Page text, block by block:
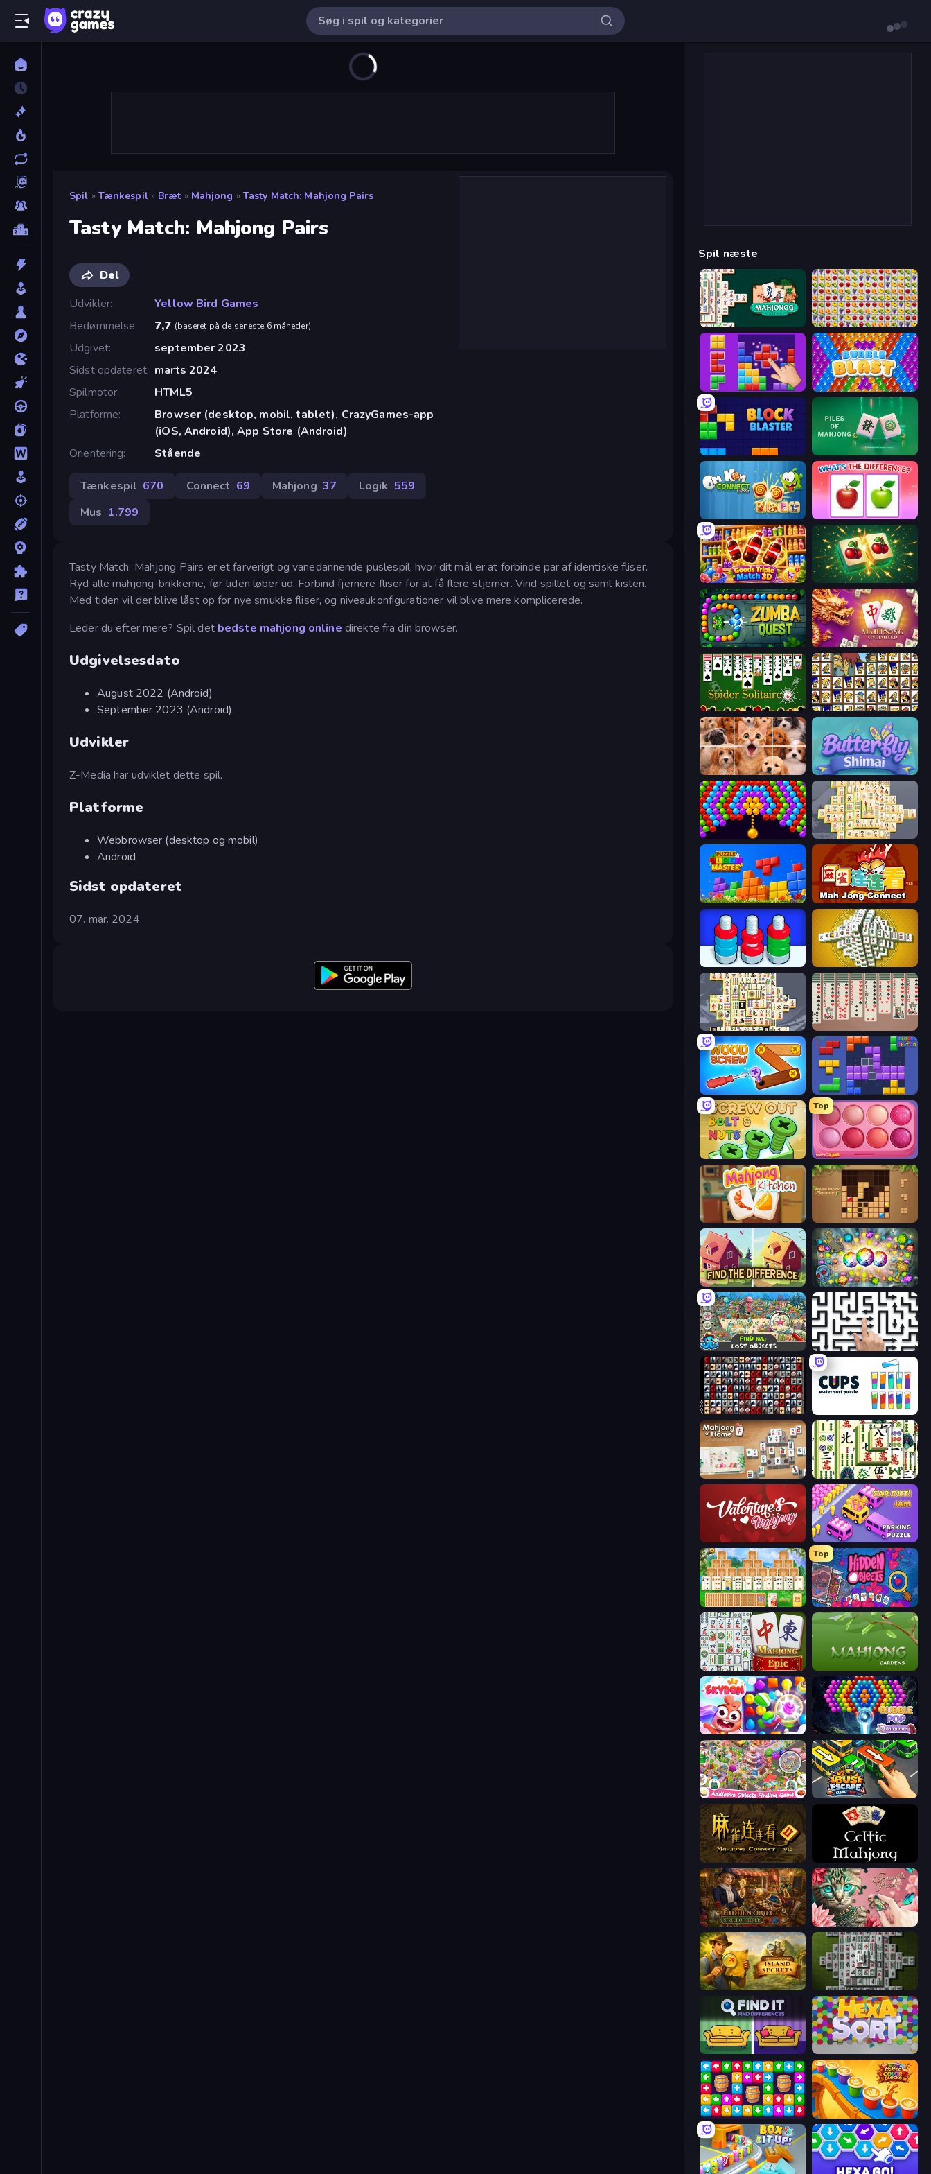
Spil » Tænkespil » Bræt » Mahjong » Tasty Match: Mahjong Pairs
Tasty Match: Mahjong Pairs
Del
Udvikler
Yellow Bird Games
Bedømmelse
7,7 (baseret på de seneste 6 måneder)
Udgivet
september 2023
Sidst opdateret marts 2024
Spilmotor
HTML5
Platforme
Browser (desktop, mobil, tablet), CrazyGames-app
(iOS, Android), App Store (Android)
Orientering
Stående
Tænkespil 670 Connect 69 Mahjong 37 Logik 559
Mus 1.799
Tasty Match: Mahjong Pairs er et farverigt og vanedannende puslespil, hvor dit mål er at forbinde par af identiske fliser.
Ryd alle mahjong-brikkerne, før tiden løber ud. Forbind fjernere fliser for at få flere stjerner. Vind spillet og saml kisten.
Med tiden vil der blive låst op for nye smukke fliser, og niveaukonfigurationer vil blive mere komplicerede.
Leder du efter mere? Spil det bedste mahjong online direkte fra din browser.
Udgivelsesdato
August 2022 (Android)
September 2023 (Android)
Udvikler
Z-Media har udviklet dette spil.
Platforme
Webbrowser (desktop og mobil)
Android
Sidst opdateret
07. mar. 2024
Spil næste
Mahjongg Solitaire Same Game Fruit Collapse
BlockBuster Puzzle Bubble Blast
Block Blaster Piles of Mahjong
Om Nom Connect Classic What's The Difference?
Goods Triple Match 3D Mahjong Puzzle: Tile Match
Zumba Quest Mahjong Unlimited
Spider Solitaire Tiles of the Simpsons
Jigpic Solitaire Butterfly Shimai
Bubble Story Mahjong Online
Puzzle Block Master Mahjong Connect (Legacy)
Mahjong Tower
Mahjong Titans Spider Solitaire 2 Suits
Wood Screw: Bolts Puzzle Blocks and that’s it
Screw Out: Bolts and Nuts
Top
Piece of Cake: Merge and Bake
Mahjong Kitchen Wood Block Journey
Find The Difference Forgotten Treasure 2
Find Me: Lost Objects Arrow Escape: Puzzle
War Mahjong Cups - Water Sort Puzzle
Scandinavian Mahjong Mahjong Shanghai
Valentine Mahjong Car OUT! Jam Parking Puzzle
Magic Towers Solitaire
Top
Hidden Objects
Mahjong Epic Mahjong Gardens
Skydom Bubble Pop Fairyland
Scavenger Hunt - Hidden Items Bus Escape: Clear Jam
Mahjong Connect 2 (Legacy) Celtic Mahjong Solitaire
Hidden Object: Street Of Secrets Favorite Puzzles
Hidden Objects: Island Secrets Mahjong 3D Classic
Find It - Find The Differences
Tap Away Story Coffee Color Blocks